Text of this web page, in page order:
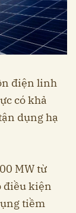
điện linh
có khả
dụng hạ
MW từ
điều kiện
tiềm